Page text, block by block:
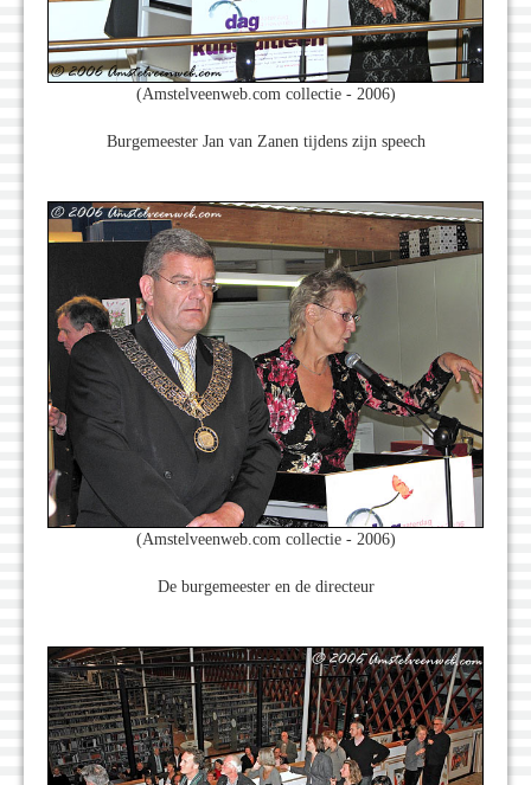
(Amstelveenweb.com collectie - 2006)
Burgemeester Jan van Zanen tijdens zijn speech
(Amstelveenweb.com collectie - 2006)
De burgemeester en de directeur